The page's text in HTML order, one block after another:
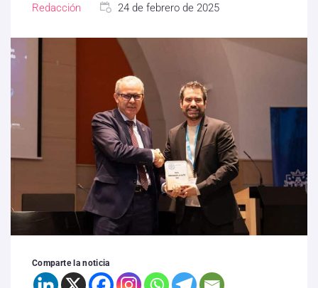
Redacción 24 de febrero de 2025
Comparte la noticia